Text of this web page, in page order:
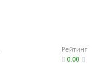
Рейтинг
0.00